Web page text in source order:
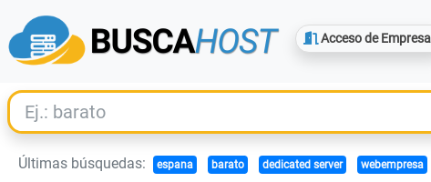
Acceso de
Últimas búsquedas: espana barato dedicated server webempresa